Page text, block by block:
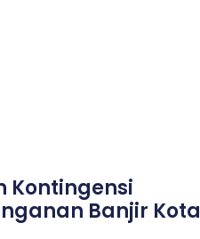
Kontingensi
Banjir Kota